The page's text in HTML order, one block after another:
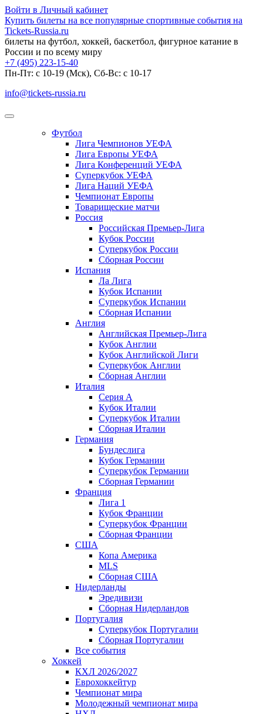
Войти в Личный кабинет
Купить билеты на все популярные спортивные события на
Tickets-Russia.ru
билеты на футбол, хоккей, баскетбол, фигурное катание в
России и по всему миру
+7 (495) 223-15-40
Пн-Пт: c 10-19 (Мск), Сб-Вс: с 10-17
info@tickets-russia.ru
Футбол
Лига Чемпионов УЕФА
Лига Европы УЕФА
Лига Конференций УЕФА
Суперкубок УЕФА
Лига Наций УЕФА
Чемпионат Европы
Товарищеские матчи
Россия
Российская Премьер-Лига
Кубок России
Суперкубок России
Сборная России
Испания
Ла Лига
Кубок Испании
Суперкубок Испании
Сборная Испании
Англия
Английская Премьер-Лига
Кубок Англии
Кубок Английской Лиги
Суперкубок Англии
Сборная Англии
Италия
Серия А
Кубок Италии
Суперкубок Италии
Сборная Италии
Германия
Бундеслига
Кубок Германии
Суперкубок Германии
Сборная Германии
Франция
Лига 1
Кубок Франции
Суперкубок Франции
Сборная Франции
США
Копа Америка
MLS
Сборная США
Нидерланды
Эредивизи
Сборная Нидерландов
Португалия
Суперкубок Португалии
Сборная Португалии
Все события
Хоккей
КХЛ 2026/2027
Еврохоккейтур
Чемпионат мира
Молодежный чемпионат мира